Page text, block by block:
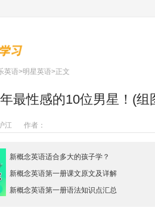
英语>明星英语>正文
最性感的10位男星！(组
江 作者：
新概念英语适合多大的孩子学？
新概念英语第一册课文原文及详解
新概念英语第一册语法知识点汇总